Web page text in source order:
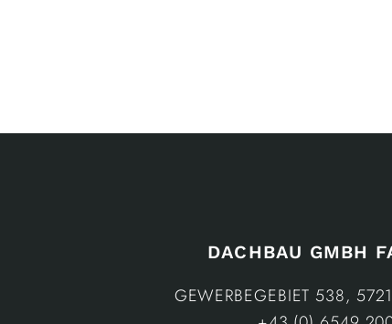
DACHBAU GMBH
GEWERBEGEBIET 538,